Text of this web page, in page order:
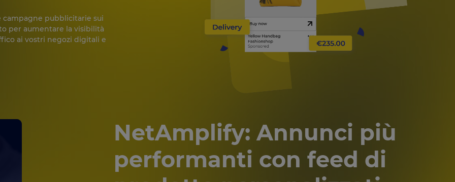
campagne pubblicitarie sui
per aumentare la visibilità
ai vostri negozi digitali e
NetAmplify: Annunci più
performanti con feed di